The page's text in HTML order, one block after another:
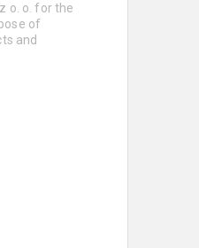
o. o. for the
of
and